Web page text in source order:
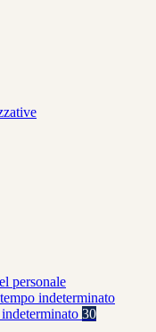
personale
indeterminato
30